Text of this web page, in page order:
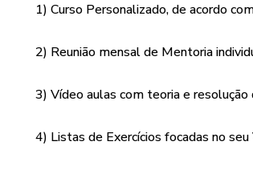
1) Curso Personalizado, de acordo
2) Reunião mensal de Mentoria
3) Vídeo aulas com teoria e resolução
4) Listas de Exercícios focadas no